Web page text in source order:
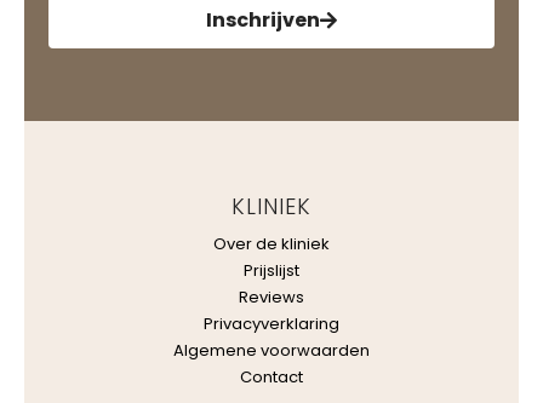
Inschrijven
KLINIEK
Over de kliniek
Prijslijst
Reviews
Privacyverklaring
Algemene voorwaarden
Contact